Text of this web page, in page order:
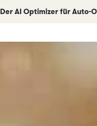
Der AI Optimizer für Auto-